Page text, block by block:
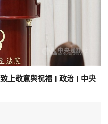
上敬意與祝福 | 政治 | 中央